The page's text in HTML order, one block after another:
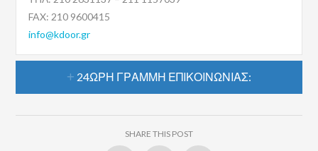
FAX: 210 9600415
info@kdoor.gr
24ΩΡΗ ΓΡΑΜΜΉ ΕΠΙΚΟΙΝΩΝΊΑΣ:
SHARE THIS POST